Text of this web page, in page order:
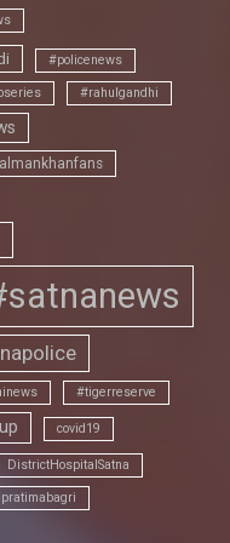
#policenews
#rahulgandhi
#tigerreserve
covid19
DistrictHospitalSatna
pratimabagri